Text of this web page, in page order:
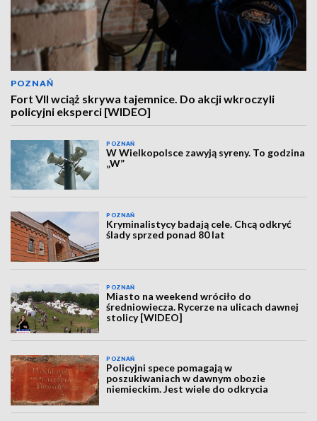
POZNAŃ
Fort VII wciąż skrywa tajemnice. Do akcji wkroczyli
policyjni eksperci [WIDEO]
POZNAŃ
W Wielkopolsce zawyją syreny. To godzina
„W”
POZNAŃ
Kryminalistycy badają cele. Chcą odkryć
ślady sprzed ponad 80 lat
POZNAŃ
Miasto na weekend wróciło do
średniowiecza. Rycerze na ulicach dawnej
stolicy [WIDEO]
POZNAŃ
Policyjni spece pomagają w
poszukiwaniach w dawnym obozie
niemieckim. Jest wiele do odkrycia